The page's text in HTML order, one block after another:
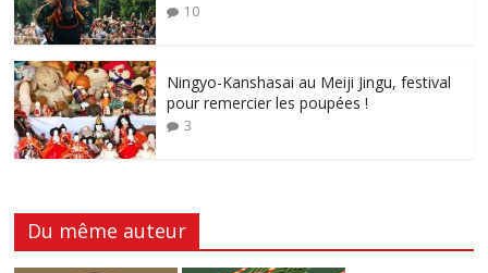
10
Ningyo-Kanshasai au Meiji Jingu, festival
pour remercier les poupées !
3
Du même auteur